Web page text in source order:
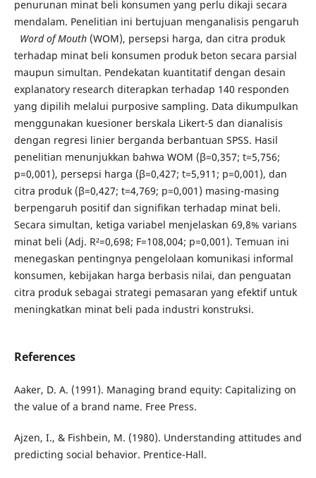
penurunan minat beli konsumen yang perlu dikaji secara
mendalam. Penelitian ini bertujuan menganalisis pengaruh
Word of Mouth(WOM), persepsi harga, dan citra produk
terhadap minat beli konsumen produk beton secara parsial
maupun simultan. Pendekatan kuantitatif dengan desain
explanatory research diterapkan terhadap 140 responden
yang dipilih melalui purposive sampling. Data dikumpulkan
menggunakan kuesioner berskala Likert-5 dan dianalisis
dengan regresi linier berganda berbantuan SPSS. Hasil
penelitian menunjukkan bahwa WOM (β=0,357; t=5,756;
p=0,001), persepsi harga (β=0,427; t=5,911; p=0,001), dan
citra produk (β=0,427; t=4,769; p=0,001) masing-masing
berpengaruh positif dan signifikan terhadap minat beli.
Secara simultan, ketiga variabel menjelaskan 69,8% varians
minat beli (Adj. R²=0,698; F=108,004; p=0,001). Temuan ini
menegaskan pentingnya pengelolaan komunikasi informal
konsumen, kebijakan harga berbasis nilai, dan penguatan
citra produk sebagai strategi pemasaran yang efektif untuk
meningkatkan minat beli pada industri konstruksi.
References
Aaker, D. A. (1991). Managing brand equity: Capitalizing on
the value of a brand name. Free Press.
Ajzen, I., & Fishbein, M. (1980). Understanding attitudes and
predicting social behavior. Prentice-Hall.